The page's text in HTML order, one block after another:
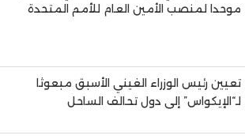
موحدا لمنصب الأمين العام للأمم المتحدة
تعيين رئيس الوزراء الغيني الأسبق مبعوثا
لـ“الإيكواس” إلى دول تحالف الساحل